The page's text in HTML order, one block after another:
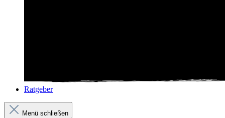
Ratgeber
Menü schließen